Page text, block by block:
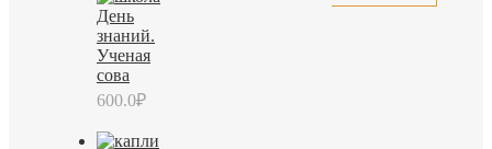
День
знаний.
Ученая
сова
600.0₽